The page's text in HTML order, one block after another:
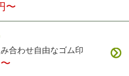
〜
合わせ自由なゴム印